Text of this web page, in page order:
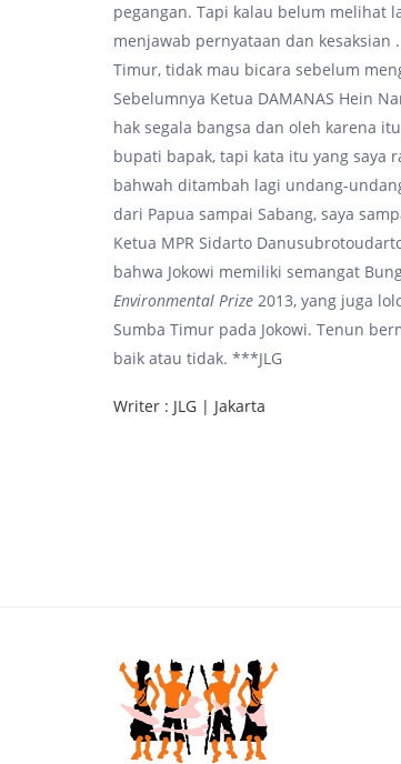
pegangan. Tapi kalau belum melihat
menjawab pernyataan dan
Timur, tidak mau bicara sebelum
Sebelumnya Ketua DAMANAS Hein
hak segala bangsa dan oleh karena
bupati bapak, tapi kata itu yang saya
bahwah ditambah lagi undang-
dari Papua sampai Sabang, saya
Ketua MPR Sidarto
bahwa Jokowi memiliki semangat
Environmental Prize 2013, yang juga
Sumba Timur pada Jokowi. Tenun
baik atau tidak. ***JLG
Writer : JLG | Jakarta